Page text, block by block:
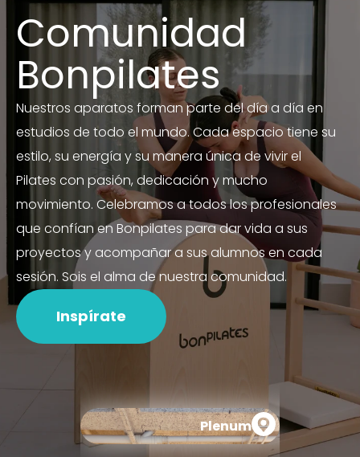
Comunidad
Bonpilates
Nuestros aparatos forman parte del día a día en
estudios de todo el mundo. Cada espacio tiene su
estilo, su energía y su manera única de vivir el
Pilates con pasión, dedicación y mucho
movimiento. Celebramos a todos los profesionales
que confían en Bonpilates para dar vida a sus
proyectos y acompañar a sus alumnos en cada
sesión. Sois el alma de nuestra comunidad.
Inspírate
Plenum